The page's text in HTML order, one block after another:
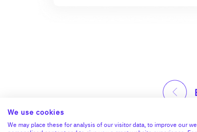
We use cookies
We may place these for analysis of our visitor data, to improve our